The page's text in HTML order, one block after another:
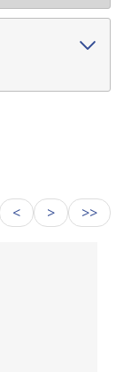
< > >>